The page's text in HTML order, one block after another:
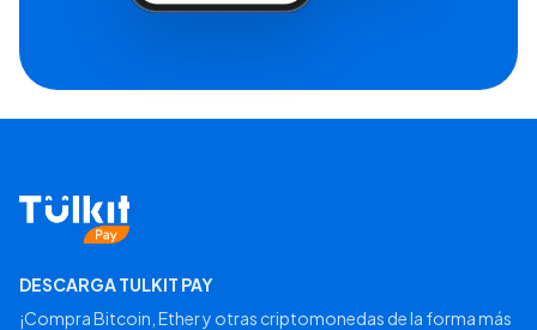
DESCARGA TULKIT PAY
¡Compra Bitcoin, Ether y otras criptomonedas de la forma más